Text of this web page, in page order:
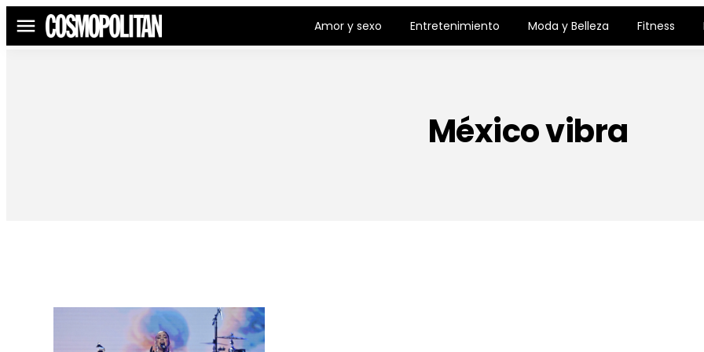
Menú Amor y sexo Entretenimiento Moda y Belleza Fitness
México vibra